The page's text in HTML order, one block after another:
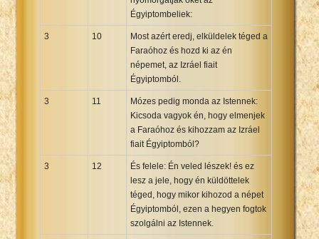
Égyiptombeliek:
3 10
Most azért eredj, elküldelek téged a
Faraóhoz és hozd ki az én
népemet, az Izráel fiait
Égyiptomból.
3 11
Mózes pedig monda az Istennek:
Kicsoda vagyok én, hogy elmenjek
a Faraóhoz és kihozzam az Izráel
fiait Égyiptomból?
3 12
És felele: Én veled lészek! és ez
lesz a jele, hogy én küldöttelek
téged, hogy mikor kihozod a népet
Égyiptomból, ezen a hegyen fogtok
szolgálni az Istennek.